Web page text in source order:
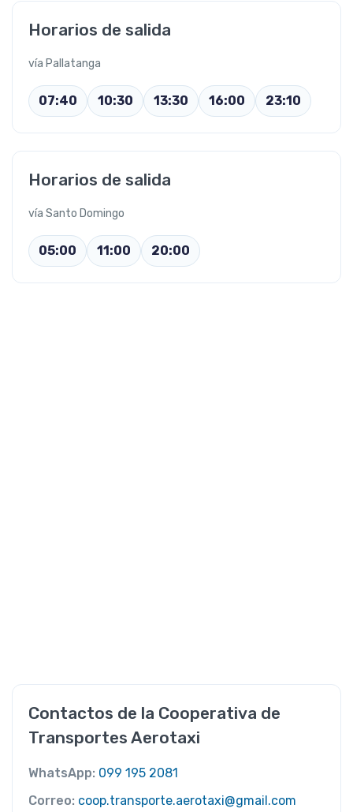
Horarios de salida
vía Pallatanga
07:40 10:30 13:30 16:00 23:10
Horarios de salida
vía Santo Domingo
05:00 11:00 20:00
Contactos de la Cooperativa de
Transportes Aerotaxi
WhatsApp: 099 195 2081
Correo: coop.transporte.aerotaxi@gmail.com